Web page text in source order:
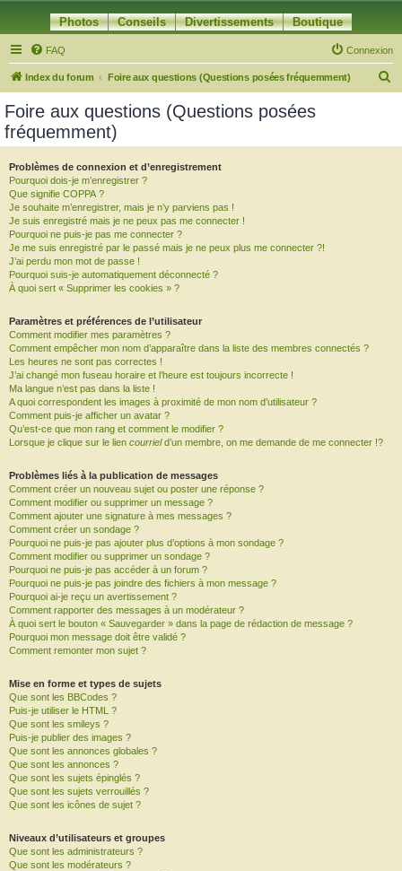
Photos Conseils Divertissements Boutique
FAQ Connexion
Index du forum Foire aux questions (Questions posées fréquemment)
Foire aux questions (Questions posées
fréquemment)
Problèmes de connexion et d’enregistrement
Pourquoi dois-je m’enregistrer ?
Que signifie COPPA ?
Je souhaite m’enregistrer, mais je n’y parviens pas !
Je suis enregistré mais je ne peux pas me connecter !
Pourquoi ne puis-je pas me connecter ?
Je me suis enregistré par le passé mais je ne peux plus me connecter ?!
J’ai perdu mon mot de passe !
Pourquoi suis-je automatiquement déconnecté ?
À quoi sert « Supprimer les cookies » ?
Paramètres et préférences de l’utilisateur
Comment modifier mes paramètres ?
Comment empêcher mon nom d’apparaître dans la liste des membres connectés ?
Les heures ne sont pas correctes !
J’ai changé mon fuseau horaire et l’heure est toujours incorrecte !
Ma langue n’est pas dans la liste !
A quoi correspondent les images à proximité de mon nom d’utilisateur ?
Comment puis-je afficher un avatar ?
Qu’est-ce que mon rang et comment le modifier ?
Lorsque je clique sur le lien courrield’un membre, on me demande de me connecter !?
Problèmes liés à la publication de messages
Comment créer un nouveau sujet ou poster une réponse ?
Comment modifier ou supprimer un message ?
Comment ajouter une signature à mes messages ?
Comment créer un sondage ?
Pourquoi ne puis-je pas ajouter plus d’options à mon sondage ?
Comment modifier ou supprimer un sondage ?
Pourquoi ne puis-je pas accéder à un forum ?
Pourquoi ne puis-je pas joindre des fichiers à mon message ?
Pourquoi ai-je reçu un avertissement ?
Comment rapporter des messages à un modérateur ?
À quoi sert le bouton « Sauvegarder » dans la page de rédaction de message ?
Pourquoi mon message doit être validé ?
Comment remonter mon sujet ?
Mise en forme et types de sujets
Que sont les BBCodes ?
Puis-je utiliser le HTML ?
Que sont les smileys ?
Puis-je publier des images ?
Que sont les annonces globales ?
Que sont les annonces ?
Que sont les sujets épinglés ?
Que sont les sujets verrouillés ?
Que sont les icônes de sujet ?
Niveaux d’utilisateurs et groupes
Que sont les administrateurs ?
Que sont les modérateurs ?